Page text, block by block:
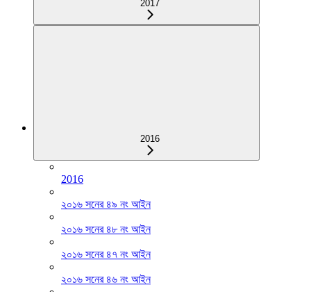
2017
2016
2016
২০১৬ সনের ৪৯ নং আইন
২০১৬ সনের ৪৮ নং আইন
২০১৬ সনের ৪৭ নং আইন
২০১৬ সনের ৪৬ নং আইন